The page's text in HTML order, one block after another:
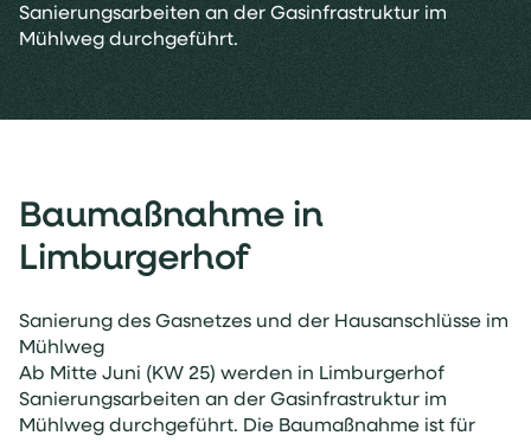
Sanierungsarbeiten an der Gasinfrastruktur im
Mühlweg durchgeführt.
Baumaßnahme in
Limburgerhof
Sanierung des Gasnetzes und der Hausanschlüsse im
Mühlweg
Ab Mitte Juni (KW 25) werden in Limburgerhof
Sanierungsarbeiten an der Gasinfrastruktur im
Mühlweg durchgeführt. Die Baumaßnahme ist für